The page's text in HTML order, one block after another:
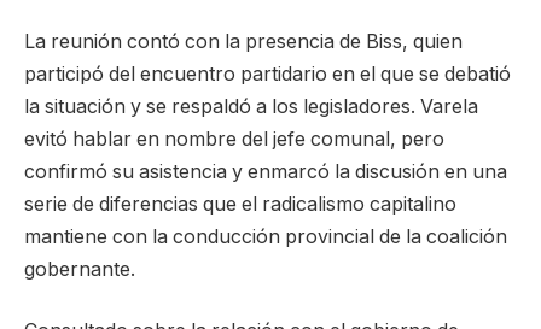
La reunión contó con la presencia de Biss, quien
participó del encuentro partidario en el que se debatió
la situación y se respaldó a los legisladores. Varela
evitó hablar en nombre del jefe comunal, pero
confirmó su asistencia y enmarcó la discusión en una
serie de diferencias que el radicalismo capitalino
mantiene con la conducción provincial de la coalición
gobernante.